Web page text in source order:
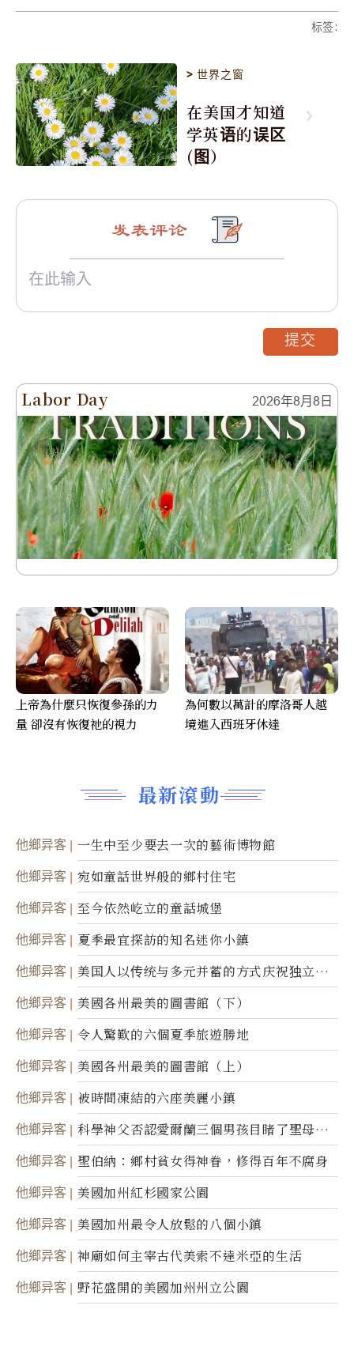
标签:
>世界之窗
在美国才知道
学英语的误区
(图）
Labor Day 2026年8月8日
最新滾動
他鄉异客 一生中至少要去一次的藝術博物館
他鄉异客 宛如童話世界般的鄉村住宅
他鄉异客 至今依然屹立的童話城堡
他鄉异客 夏季最宜探訪的知名迷你小鎮
他鄉异客
美国人以传统与多元并蓄的方式庆祝独立日2
50周年
他鄉异客 美國各州最美的圖書館（下）
他鄉异客 令人驚歎的六個夏季旅遊勝地
他鄉异客 美國各州最美的圖書館（上）
他鄉异客 被時間凍結的六座美麗小鎮
他鄉异客
科學神父否認愛爾蘭三個男孩目睹了聖母顯
靈
他鄉异客 聖伯納：鄉村貧女得神眷，修得百年不腐身
他鄉异客 美國加州紅杉國家公園
他鄉异客 美國加州最令人放鬆的八個小鎮
他鄉异客 神廟如何主宰古代美索不達米亞的生活
他鄉异客 野花盛開的美國加州州立公園
发表评论
提交
上帝為什麼只恢復參孫的力
量 卻沒有恢復祂的視力
為何數以萬計的摩洛哥人越
境進入西班牙休達